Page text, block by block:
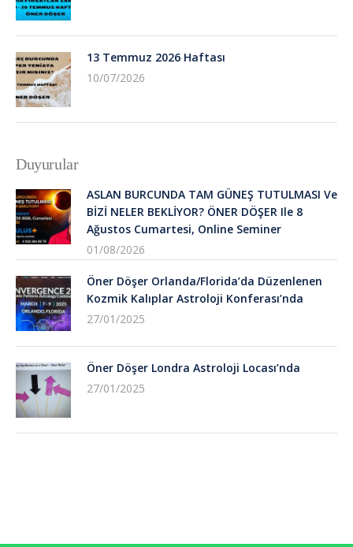
13 Temmuz 2026 Haftası
10/07/2026
Duyurular
ASLAN BURCUNDA TAM GÜNEŞ TUTULMASI Ve
BİZİ NELER BEKLİYOR? ÖNER DÖŞER Ile 8
Ağustos Cumartesi, Online Seminer
01/08/2026
Öner Döşer Orlanda/Florida’da Düzenlenen
Kozmik Kalıplar Astroloji Konferası’nda
27/01/2025
Öner Döşer Londra Astroloji Locası’nda
27/01/2025